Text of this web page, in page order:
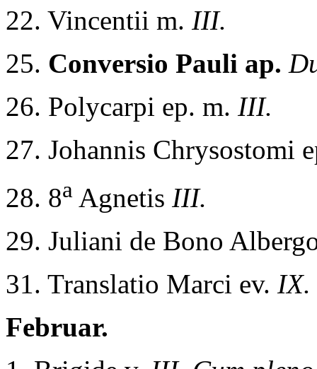
22. Vincentii m. III.
25. Conversio Pauli ap.
26. Polycarpi ep. m. III.
27. Johannis Chrysostomi
28. 8a Agnetis III.
29. Juliani de Bono
31. Translatio Marci ev. IX.
Februar.